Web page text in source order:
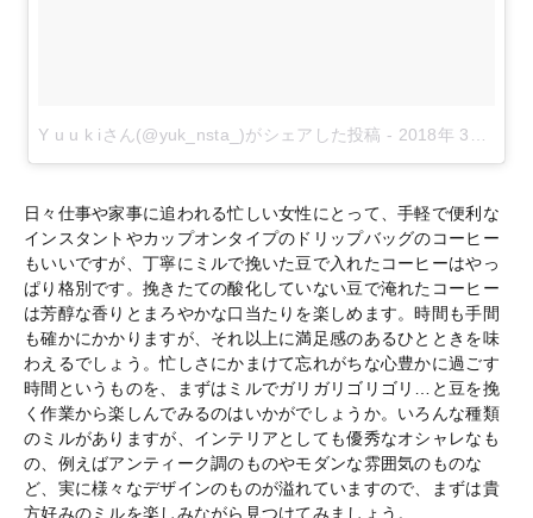
Y u u k iさん(@yuk_nsta_)がシェアした投稿 - 2018年 3月月9日午前1時28分PST
日々仕事や家事に追われる忙しい女性にとって、手軽で便利な
インスタントやカップオンタイプのドリップバッグのコーヒー
もいいですが、丁寧にミルで挽いた豆で入れたコーヒーはやっ
ぱり格別です。挽きたての酸化していない豆で淹れたコーヒー
は芳醇な香りとまろやかな口当たりを楽しめます。時間も手間
も確かにかかりますが、それ以上に満足感のあるひとときを味
わえるでしょう。忙しさにかまけて忘れがちな心豊かに過ごす
時間というものを、まずはミルでガリガリゴリゴリ … と豆を挽
く作業から楽しんでみるのはいかがでしょうか。いろんな種類
のミルがありますが、インテリアとしても優秀なオシャレなも
の、例えばアンティーク調のものやモダンな雰囲気のものな
ど、実に様々なデザインのものが溢れていますので、まずは貴
方好みのミルを楽しみながら見つけてみましょう。